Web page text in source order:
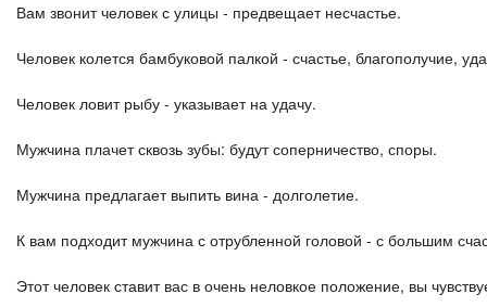
Вам звонит человек с улицы - предвещает несчастье.
Человек колется бамбуковой палкой - счастье, благополучие,
Человек ловит рыбу - указывает на удачу.
Мужчина плачет сквозь зубы: будут соперничество, споры.
Мужчина предлагает выпить вина - долголетие.
К вам подходит мужчина с отрубленной головой - с большим
Этот человек ставит вас в очень неловкое положение, вы